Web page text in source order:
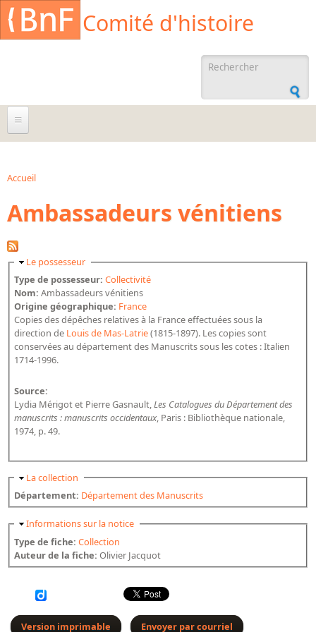
Aller au contenu principal
Comité d'histoire
recherche
À propos
Agenda
Ressources documentaires
Archives orales
Bibliographies
Bibliographie sur la BnF
Bibliographie historique de la Bibliothèque nationale de
France
Dictionnaire BnF : recherche avancée
Dictionnaire BnF : index
provenances
Recherche de fonds, collections et provenances
L'histoire de la BnF en objets
Explorer
Organigrammes de la bibliothèque
Rapports d'activité de la Bibliothèque
Accueil
Ambassadeurs vénitiens
Masquer
Le possesseur
Type de possesseur:Collectivité
Nom:Ambassadeurs vénitiens
Origine géographique: France
Copies des dépêches relatives à la France effectuées sous la
direction de Louis de Mas-Latrie(1815-1897). Les copies sont
conservées au département des Manuscrits sous les cotes : Italien
1714-1996.
Source:
Lydia Mérigot et Pierre Gasnault,Les Catalogues du Département des
manuscrits : manuscrits occidentaux, Paris : Bibliothèque nationale,
1974, p. 49.
Masquer
La collection
Département: Département des Manuscrits
Masquer
Informations sur la notice
Type de fiche:Collection
Auteur de la fiche:Olivier Jacquot
Version imprimable Envoyer par courriel
Cookies management panel